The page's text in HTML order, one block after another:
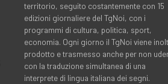
territorio, seguito costantemente con 15
edizioni giornaliere del TgNoi, con i
programmi di cultura, politica, sport,
economia. Ogni giorno il TgNoi viene
prodotto e trasmesso anche per non
con la traduzione simultanea di una
interprete di lingua italiana dei segni.